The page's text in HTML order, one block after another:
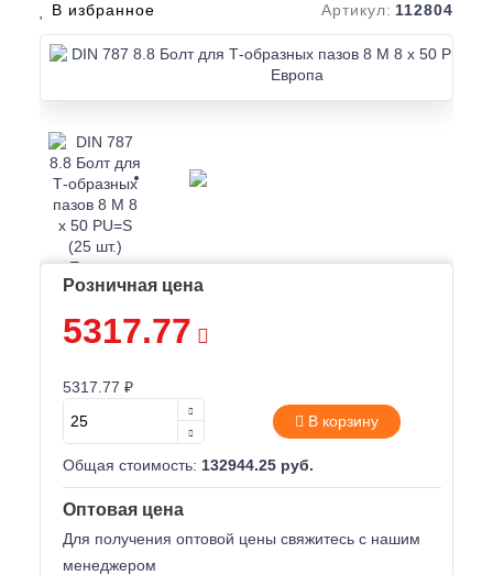
В избранное Артикул: 112804
Розничная цена
5317.77
5317.77 ₽
В корзину
Общая стоимость: 132944.25 руб.
Оптовая цена
Для получения оптовой цены свяжитесь с нашим
менеджером